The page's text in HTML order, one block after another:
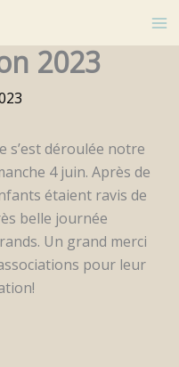
2023
s’est déroulée notre
4 juin. Après de
étaient ravis de
belle journée
Un grand merci
pour leur